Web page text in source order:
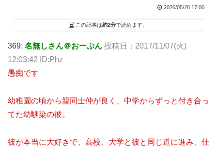
2026/05/28 17:00
この記事は約2分で読めます。
369: 名無しさん＠おーぷん 投稿日：2017/11/07(火)
12:03:42 ID:Phz
愚痴です
幼稚園の頃から親同士仲が良く、中学からずっと付き合っ
てた幼馴染の彼。
彼が本当に大好きで、高校、大学と彼と同じ道に進み、仕